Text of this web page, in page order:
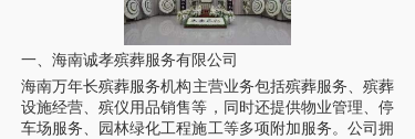
一、海南诚孝殡葬服务有限公司
海南万年长殡葬服务机构 主营业务包括殡葬服务、殡葬
设施经营、殡仪用品销售等，同时还提供物业管理、停
车场服务、园林绿化工程施工等多项附加服务。公司拥